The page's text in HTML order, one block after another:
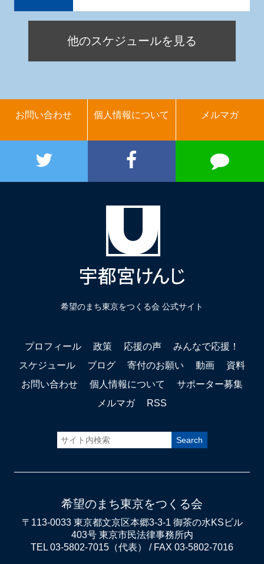
他のスケジュールを見る
お問い合わせ 個人情報について メルマガ
希望のまち東京をつくる会 公式サイト
プロフィール 政策 応援の声
みんなで応援！
スケジュール
ブログ 寄付のお願い 動画
資料
お問い合わせ
個人情報について
サポーター募集
メルマガ
RSS
希望のまち東京をつくる会
〒113-0033 東京都文京区本郷3-3-1 御茶の水KSビル
403号 東京市民法律事務所内
TEL 03-5802-7015（代表） / FAX 03-5802-7016